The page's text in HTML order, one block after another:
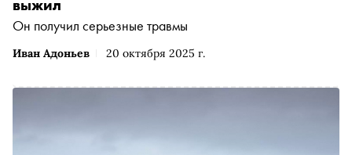
Иван Адоньев 20 октября 2025 г.
выжил
Он получил серьезные травмы